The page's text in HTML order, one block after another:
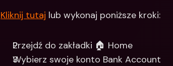
Kliknij tutaj lub wykonaj poniższe kroki:
Przejdź do zakładki 🏠 Home
Wybierz swoje konto Bank Account